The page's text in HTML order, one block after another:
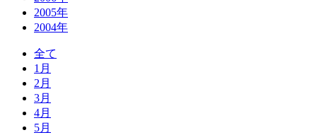
2005年
2004年
全て
1月
2月
3月
4月
5月